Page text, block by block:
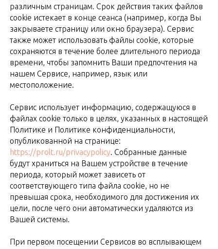
различным страницам. Срок действия таких файлов
cookie истекает в конце сеанса (например, когда Вы
закрываете страницу или окно браузера). Сервис
также может использовать файлы cookie, которые
сохраняются в течение более длительного периода
времени, чтобы запомнить Ваши предпочтения на
нашем Сервисе, например, язык или
местоположение.
Сервис использует информацию, содержащуюся в
файлах cookie только в целях, указанных в настоящей
Политике и Политике конфиденциальности,
опубликованной на странице:
https://prolt.ru/privacypolicy . Собранные данные
будут храниться на Вашем устройстве в течение
периода, который может зависеть от
соответствующего типа файла cookie, но не
превышая срока, необходимого для достижения их
цели, после чего они автоматически удаляются из
Вашей системы.
При первом посещении Сервисов во всплывающем